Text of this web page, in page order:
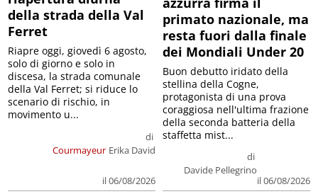
della strada della Val
Ferret
Courmayeur
di
Erika David
il 06/08/2026
Riapre oggi, giovedì 6 agosto,
solo di giorno e solo in
discesa, la strada comunale
della Val Ferret; si riduce lo
scenario di rischio, in
movimento u...
primato nazionale, ma
resta fuori dalla finale
dei Mondiali Under 20
di
Davide Pellegrino
il 06/08/2026
Buon debutto iridato della
stellina della Cogne,
protagonista di una prova
coraggiosa nell'ultima frazione
della seconda batteria della
staffetta mist...